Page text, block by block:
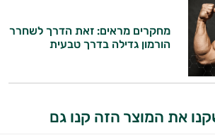
מחקרים מראים: זאת הדרך לשחרר
הורמון גדילה בדרך טבעית
את המוצר הזה קנו גם
הבריאות המדויקים למטרות
שלך, ולהסביר לך אילו רכיבים
למקסם תוצאות גם בחיי היום
הכושר והספורט.
להתאים עבורך המלצות
איך אוכל לעזור?